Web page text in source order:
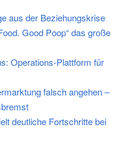
aus der Beziehungskrise
Good Poop“ das große
Operations-Plattform für
falsch angehen –
deutliche Fortschritte bei